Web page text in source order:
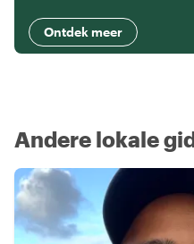
Ontdek meer
Andere lokale